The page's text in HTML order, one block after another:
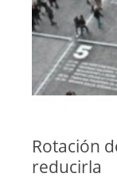
Rotación
reducirla